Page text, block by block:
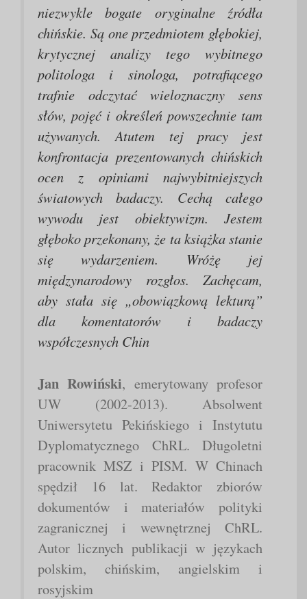
niezwykle bogate oryginalne źródła
chińskie. Są one przedmiotem głębokiej,
krytycznej analizy tego wybitnego
politologa i sinologa, potrafiącego
trafnie odczytać wieloznaczny sens
słów, pojęć i określeń powszechnie tam
używanych. Atutem tej pracy jest
konfrontacja prezentowanych chińskich
ocen z opiniami najwybitniejszych
światowych badaczy. Cechą całego
wywodu jest obiektywizm. Jestem
głęboko przekonany, że ta książka stanie
się wydarzeniem. Wróżę jej
międzynarodowy rozgłos. Zachęcam,
aby stała się „obowiązkową lekturą”
dla komentatorów i badaczy
współczesnych Chin
Jan Rowiński, emerytowany profesor
UW (2002-2013). Absolwent
Uniwersytetu Pekińskiego i Instytutu
Dyplomatycznego ChRL. Długoletni
pracownik MSZ i PISM. W Chinach
spędził 16 lat. Redaktor zbiorów
dokumentów i materiałów polityki
zagranicznej i wewnętrznej ChRL.
Autor licznych publikacji w językach
polskim, chińskim, angielskim i
rosyjskim